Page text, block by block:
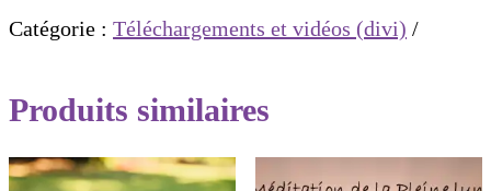
d'hiver
Catégorie : Téléchargements et vidéos (divi)
Produits similaires